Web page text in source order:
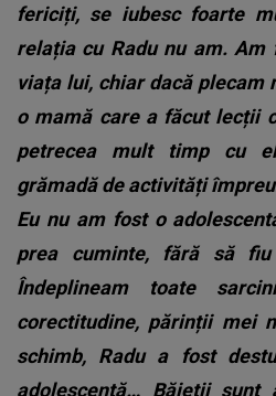
fericiți, se iubesc foarte
relația cu Radu nu am.
viața lui, chiar dacă plecam
o mamă care a făcut lecții
petrecea mult timp cu
grămadă de activități
Eu nu am fost o
prea cuminte, fără să
Îndeplineam toate
corectitudine, părinții mei
schimb, Radu a fost
adolescență… Băieții